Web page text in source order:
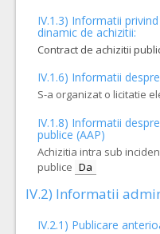
IV.1.3) Informatii
dinamic de achizitii:
Contract de achizitii
IV.1.6) Informatii
S-a organizat o licitatie
IV.1.8) Informatii
publice (AAP)
Achizitia intra sub
publice Da
IV.2) Informatii
IV.2.1) Publicare